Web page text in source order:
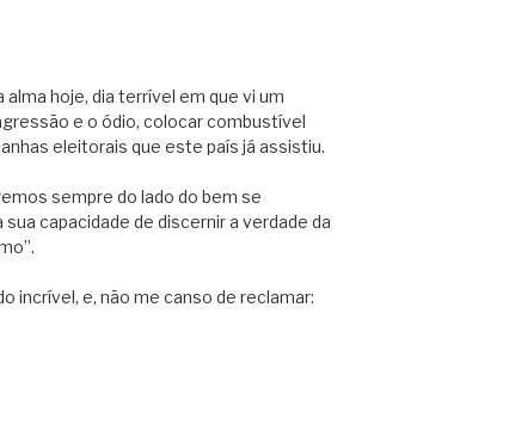
hoje, dia terrível em que vi um
e o ódio, colocar combustível
eleitorais que este país já assistiu.
sempre do lado do bem se
capacidade de discernir a verdade da
incrível, e, não me canso de reclamar: